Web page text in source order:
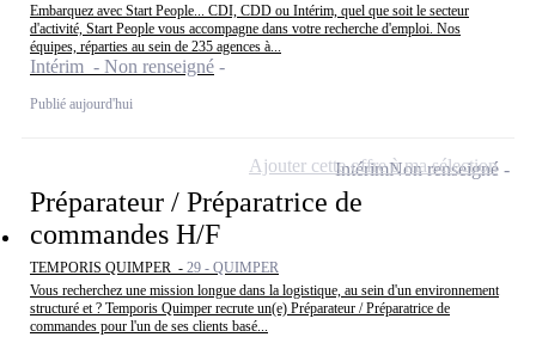
Embarquez avec Start People... CDI, CDD ou Intérim, quel que soit le secteur
d'activité, Start People vous accompagne dans votre recherche d'emploi. Nos
équipes, réparties au sein de 235 agences à...
Intérim - Non renseigné
Publié aujourd'hui
Préparateur / Préparatrice de
commandes H/F
TEMPORIS QUIMPER - 29 - QUIMPER
Vous recherchez une mission longue dans la logistique, au sein d'un environnement
structuré et ? Temporis Quimper recrute un(e) Préparateur / Préparatrice de
commandes pour l'un de ses clients basé...
IntérimNon renseigné
Ajouter cette offre à ma sélection